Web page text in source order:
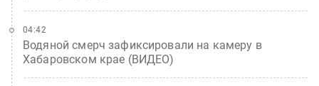
Водяной смерч зафиксировали на камеру в
Хабаровском крае (ВИДЕО)
04:42